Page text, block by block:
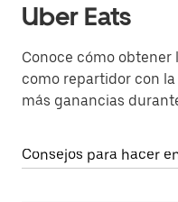
Uber Eats
Conoce cómo
como repartidor con
más ganancias
Consejos para hacer